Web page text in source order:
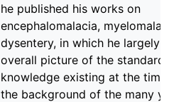
he published his works on
encephalomalacia,
dysentery, in which he largely
overall picture of the standard
knowledge existing at the
the background of the many